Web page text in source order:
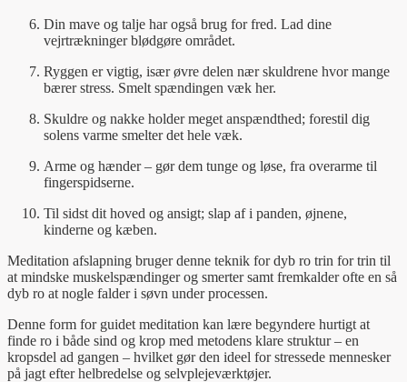
Din mave og talje har også brug for fred. Lad dine
vejrtrækninger blødgøre området.
Ryggen er vigtig, især øvre delen nær skuldrene hvor mange
bærer stress. Smelt spændingen væk her.
Skuldre og nakke holder meget anspændthed; forestil dig
solens varme smelter det hele væk.
Arme og hænder – gør dem tunge og løse, fra overarme til
fingerspidserne.
Til sidst dit hoved og ansigt; slap af i panden, øjnene,
kinderne og kæben.
Meditation afslapning bruger denne teknik for dyb ro trin for trin til
at mindske muskelspændinger og smerter samt fremkalder ofte en så
dyb ro at nogle falder i søvn under processen.
Denne form for guidet meditation kan lære begyndere hurtigt at
finde ro i både sind og krop med metodens klare struktur – en
kropsdel ad gangen – hvilket gør den ideel for stressede mennesker
på jagt efter helbredelse og selvplejeværktøjer.